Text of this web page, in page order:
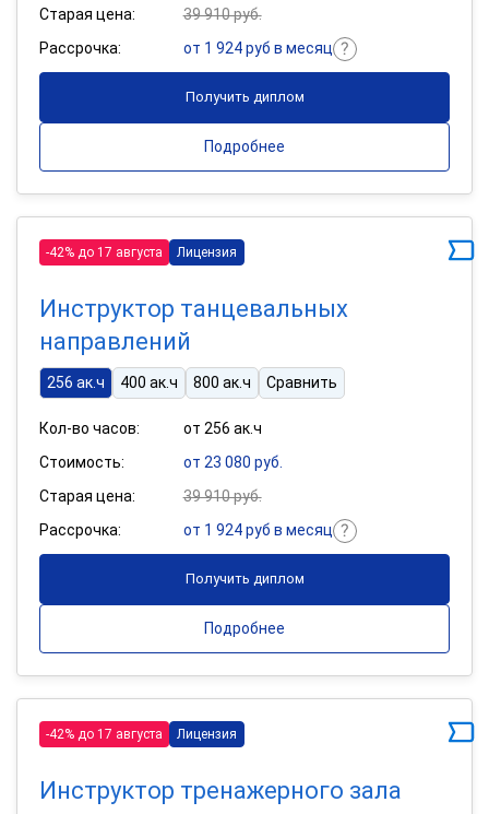
Старая цена:
39 910 руб.
Рассрочка:
от 1 924 руб в месяц
Получить диплом
Подробнее
-42% до 17 августа Лицензия
Инструктор танцевальных
направлений
256 ак.ч 400 ак.ч 800 ак.ч Сравнить
Кол-во часов:
от 256 ак.ч
Стоимость:
от 23 080 руб.
Старая цена:
39 910 руб.
Рассрочка:
от 1 924 руб в месяц
Получить диплом
Подробнее
-42% до 17 августа Лицензия
Инструктор тренажерного зала